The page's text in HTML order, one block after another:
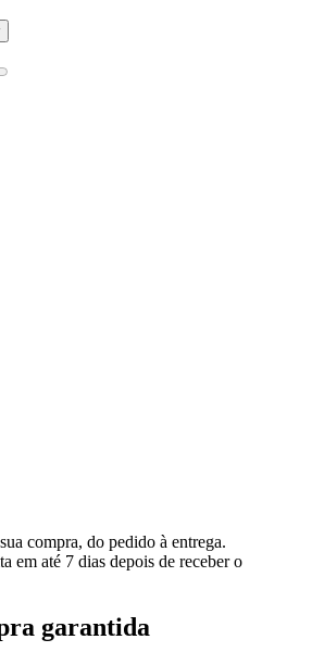
compra, do pedido à entrega.
em até 7 dias depois de receber o
garantida